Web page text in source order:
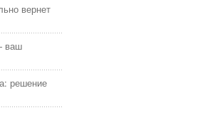
вернет
ваш
решение